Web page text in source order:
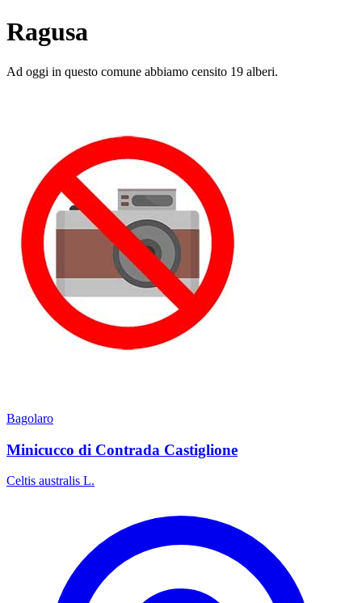
Ragusa
Ad oggi in questo comune abbiamo censito 19 alberi.
Bagolaro
Minicucco di Contrada Castiglione
Celtis australis L.